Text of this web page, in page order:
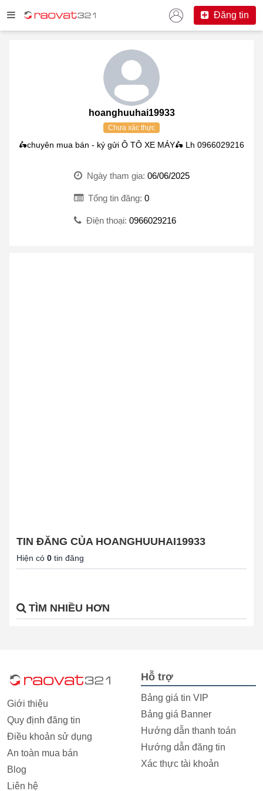
Đăng tin
hoanghuuhai19933
Chưa xác thực
🛵chuyên mua bán - ký gửi Ô TÔ XE MÁY🛵 Lh 0966029216
Ngày tham gia: 06/06/2025
Tổng tin đăng: 0
Điện thoại: 0966029216
TIN ĐĂNG CỦA HOANGHUUHAI19933
Hiện có 0 tin đăng
TÌM NHIỀU HƠN
Giới thiệu
Quy định đăng tin
Điều khoản sử dụng
An toàn mua bán
Blog
Liên hệ
Hỗ trợ
Bảng giá tin VIP
Bảng giá Banner
Hướng dẫn thanh toán
Hướng dẫn đăng tin
Xác thực tài khoản